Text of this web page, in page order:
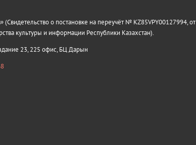
о постановке на переучёт № KZ85VPY00127994, от
культуры и информации Республики Казахстан).
23, 225 офис, БЦ Дарын